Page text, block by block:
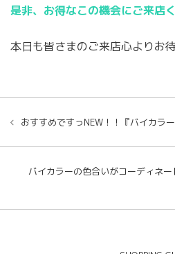
是非、お得なこの機会にご来店く
本日も皆さまのご来店心よりお
おすすめですっNEW！！『バイカラ
バイカラーの色合いがコーディネ